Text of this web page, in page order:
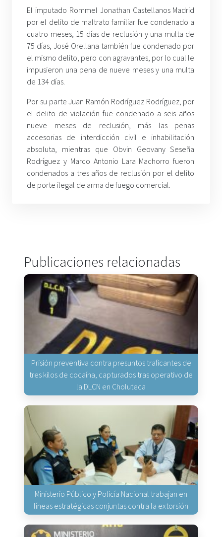
El imputado Rommel Jonathan Castellanos Madrid
por el delito de maltrato familiar fue condenado a
cuatro meses, 15 días de reclusión y una multa de
75 días, José Orellana también fue condenado por
el mismo delito, pero con agravantes, por lo cual le
impusieron una pena de nueve meses y una multa
de 134 días.
Por su parte Juan Ramón Rodríguez Rodríguez, por
el delito de violación fue condenado a seis años
nueve meses de reclusión, más las penas
accesorias de interdicción civil e inhabilitación
absoluta, mientras que Obvin Geovany Seseña
Rodríguez y Marco Antonio Lara Machorro fueron
condenados a tres años de reclusión por el delito
de porte ilegal de arma de fuego comercial.
Publicaciones relacionadas
Prisión preventiva contra presuntos traficantes de
tres kilos de cocaína, capturados tras operativo de
la DLCN en Choluteca
Ministerio Público y Policía Nacional trabajan en
líneas estratégicas conjuntas contra la extorsión